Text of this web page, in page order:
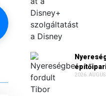
2026.